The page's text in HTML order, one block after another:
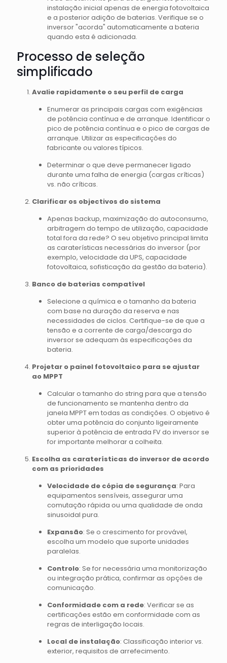
instalação inicial apenas de energia fotovoltaica
e a posterior adição de baterias. Verifique se o
inversor "acorda" automaticamente a bateria
quando esta é adicionada.
Processo de seleção
simplificado
Avalie rapidamente o seu perfil de carga
Enumerar as principais cargas com exigências
de potência contínua e de arranque. Identificar o
pico de potência contínua e o pico de cargas de
arranque. Utilizar as especificações do
fabricante ou valores típicos.
Determinar o que deve permanecer ligado
durante uma falha de energia (cargas críticas)
vs. não críticas.
Clarificar os objectivos do sistema
Apenas backup, maximização do autoconsumo,
arbitragem do tempo de utilização, capacidade
total fora da rede? O seu objetivo principal limita
as caraterísticas necessárias do inversor (por
exemplo, velocidade da UPS, capacidade
fotovoltaica, sofisticação da gestão da bateria).
Banco de baterias compatível
Selecione a química e o tamanho da bateria
com base na duração da reserva e nas
necessidades de ciclos. Certifique-se de que a
tensão e a corrente de carga/descarga do
inversor se adequam às especificações da
bateria.
Projetar o painel fotovoltaico para se ajustar
ao MPPT
Calcular o tamanho do string para que a tensão
de funcionamento se mantenha dentro da
janela MPPT em todas as condições. O objetivo é
obter uma potência do conjunto ligeiramente
superior à potência de entrada FV do inversor se
for importante melhorar a colheita.
Escolha as caraterísticas do inversor de acordo
com as prioridades
Velocidade de cópia de segurança: Para
equipamentos sensíveis, assegurar uma
comutação rápida ou uma qualidade de onda
sinusoidal pura.
Expansão: Se o crescimento for provável,
escolha um modelo que suporte unidades
paralelas.
Controlo: Se for necessária uma monitorização
ou integração prática, confirmar as opções de
comunicação.
Conformidade com a rede: Verificar se as
certificações estão em conformidade com as
regras de interligação locais.
Local de instalação: Classificação interior vs.
exterior, requisitos de arrefecimento.